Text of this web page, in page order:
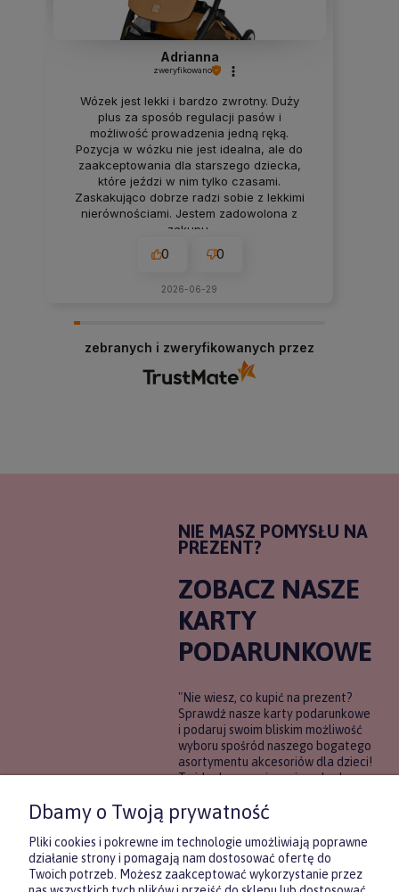
Adrianna
zweryfikowano
Wózek jest lekki i bardzo zwrotny. Duży
plus za sposób regulacji pasów i
możliwość prowadzenia jedną ręką.
Pozycja w wózku nie jest idealna, ale do
zaakceptowania dla starszego dziecka,
które jeździ w nim tylko czasami.
Zaskakująco dobrze radzi sobie z lekkimi
nierównościami. Jestem zadowolona z
zakupu.
0 0
2026-06-29
zebranych i zweryfikowanych przez
NIE MASZ POMYSŁU NA
PREZENT?
ZOBACZ NASZE
KARTY
PODARUNKOWE
"Nie wiesz, co kupić na prezent?
Sprawdź nasze karty podarunkowe
i podaruj swoim bliskim możliwość
wyboru spośród naszego bogatego
asortymentu akcesoriów dla dzieci!
To idealne rozwiązanie, gdy chcesz
pewności, co będzie najbardziej
trafione.
DOWIEDZ SIĘ WIĘCEJ
Dbamy o Twoją prywatność
Pliki cookies i pokrewne im technologie umożliwiają poprawne
działanie strony i pomagają nam dostosować ofertę do
Twoich potrzeb. Możesz zaakceptować wykorzystanie przez